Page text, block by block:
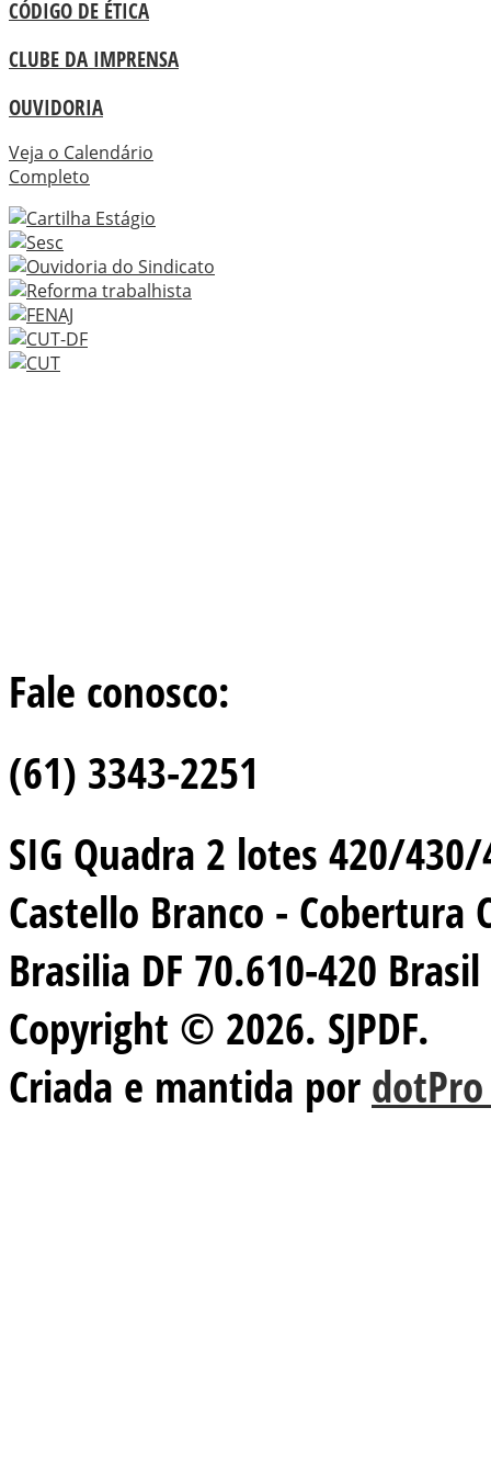
CÓDIGO DE ÉTICA
CLUBE DA IMPRENSA
OUVIDORIA
Veja o Calendário
Completo
Fale conosco:
(61) 3343-2251
SIG Quadra 2 lotes 420/
Castello Branco - Cobertura
Brasilia DF 70.610-420 Brasil
Copyright © 2026. SJPDF.
Criada e mantida por